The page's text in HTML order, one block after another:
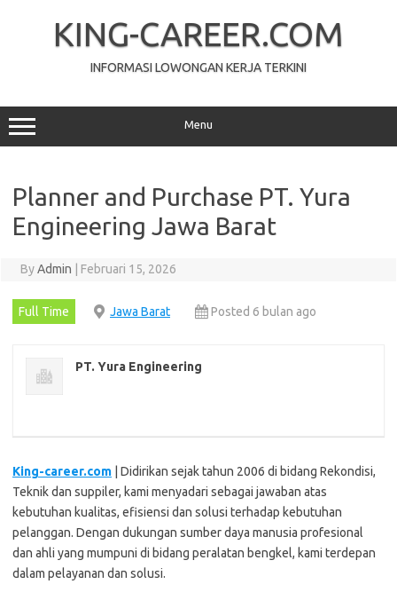
KING-CAREER.COM
INFORMASI LOWONGAN KERJA TERKINI
Menu
Planner and Purchase PT. Yura
Engineering Jawa Barat
ByAdmin Februari 15, 2026
Full Time Jawa Barat Posted 6 bulan ago
PT. Yura Engineering
King-career.com | Didirikan sejak tahun 2006 di bidang Rekondisi,
Teknik dan suppiler, kami menyadari sebagai jawaban atas
kebutuhan kualitas, efisiensi dan solusi terhadap kebutuhan
pelanggan. Dengan dukungan sumber daya manusia profesional
dan ahli yang mumpuni di bidang peralatan bengkel, kami terdepan
dalam pelayanan dan solusi.